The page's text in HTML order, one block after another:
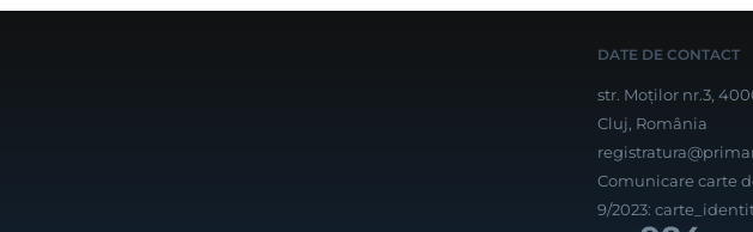
DATE DE CONTACT
str. Moților nr.3,
Cluj, România
Comunicare carte
9/2023: